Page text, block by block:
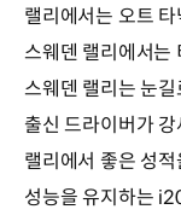
랠리에서는 오트
스웨덴 랠리에서는
스웨덴 랠리는 눈
출신 드라이버가
랠리에서 좋은 성
성능을 유지하는